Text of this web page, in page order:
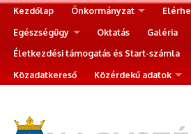
Kezdőlap Önkormányzat
Egészségügy
Oktatás Galéria
Életkezdési támogatás és Start-számla
Közadatkereső
Közérdekű adatok